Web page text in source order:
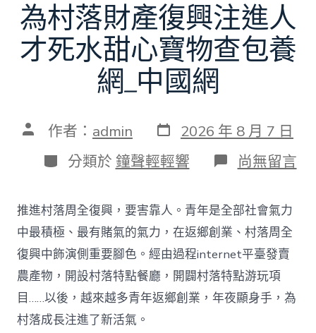
為村落財產復興注進人
才死水甜心寶物查包養
網_中國網
文 作者： admin 發
表
日
期
2026 年 8 月 7 日
分
類
分類於 鐘聲輕輕響 在
〈為
落
財
產
復
興
注
進
人
尚無留言
推進村落周全復興，要害靠人。青年是全部社會氣力
中最積極、最有賭氣的氣力，在返鄉創業、村落周全
復興中飾演側重要腳色。經由過程internet平臺發賣
農產物，開設村落特點餐廳，開闢村落特點游玩項
目……以後，越來越多青年返鄉創業，年夜顯身手，為
村落成長注進了新活氣。